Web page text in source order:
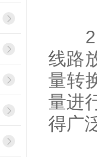
2、
线路
量转
量进
得广